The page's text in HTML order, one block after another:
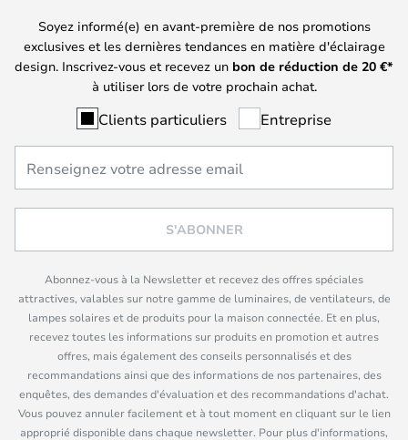
Soyez informé(e) en avant-première de nos promotions
exclusives et les dernières tendances en matière d'éclairage
design. Inscrivez-vous et recevez un bon de réduction de 20 €*
à utiliser lors de votre prochain achat.
Clients particuliers Entreprise
S'ABONNER
Abonnez-vous à la Newsletter et recevez des offres spéciales
attractives, valables sur notre gamme de luminaires, de ventilateurs, de
lampes solaires et de produits pour la maison connectée. Et en plus,
recevez toutes les informations sur produits en promotion et autres
offres, mais également des conseils personnalisés et des
recommandations ainsi que des informations de nos partenaires, des
enquêtes, des demandes d'évaluation et des recommandations d'achat.
Vous pouvez annuler facilement et à tout moment en cliquant sur le lien
approprié disponible dans chaque newsletter. Pour plus d'informations,